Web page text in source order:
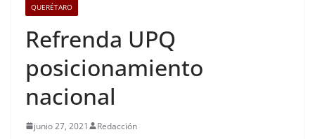
QUERÉTARO
Refrenda UPQ
posicionamiento
nacional
junio 27, 2021 Redacción